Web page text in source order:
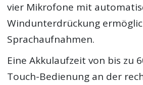
vier Mikrofone mit
Windunterdrückung
Sprachaufnahmen.
Eine Akkulaufzeit von bis zu
Touch-Bedienung an der